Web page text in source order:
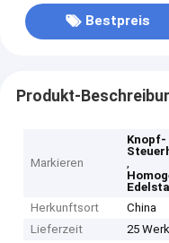
Bestpreis
Produkt-
Markieren
Knopf-
,
Herkunftsort
China
Lieferzeit
25